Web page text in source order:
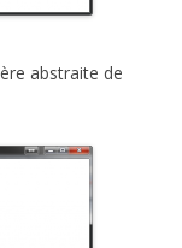
abstraite de